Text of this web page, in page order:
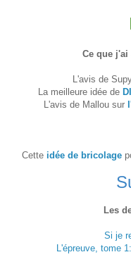
Ce que
L'avis de
La meilleure idée de
L'avis de Mallou sur
Cette idée de bricolage
Les
Si je
L'épreuve, tome